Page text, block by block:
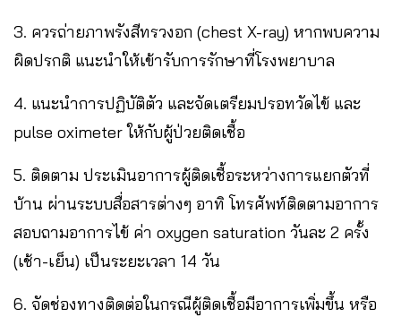
3. ควรถ่ายภาพรังสีทรวงอก (chest X-ray) หากพบความ
ผิดปรกติ แนะนำให้เข้ารับการรักษาที่โรงพยาบาล
4. แนะนำการปฏิบัติตัว และจัดเตรียมปรอทวัดไข้ และ
pulse oximeter ให้กับผู้ป่วยติดเชื้อ
5. ติดตาม ประเมินอาการผู้ติดเชื้อระหว่างการแยกตัวที่
บ้าน ผ่านระบบสื่อสารต่างๆ อาทิ โทรศัพท์ติดตามอาการ
สอบถามอาการไข้ ค่า oxygen saturation วันละ 2 ครั้ง
(เช้า-เย็น) เป็นระยะเวลา 14 วัน
6. จัดช่องทางติดต่อในกรณีผู้ติดเชื้อมีอาการเพิ่มขึ้น หรือ